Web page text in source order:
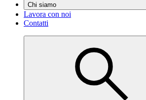
Chi siamo
Lavora con noi
Contatti